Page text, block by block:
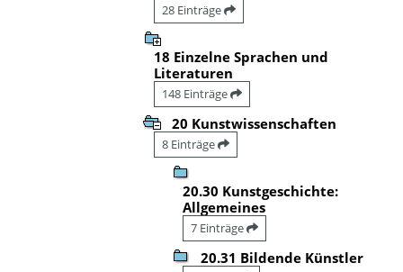
28 Einträge
18 Einzelne Sprachen und
Literaturen
148 Einträge
20 Kunstwissenschaften
8 Einträge
20.30 Kunstgeschichte:
Allgemeines
7 Einträge
20.31 Bildende Künstler